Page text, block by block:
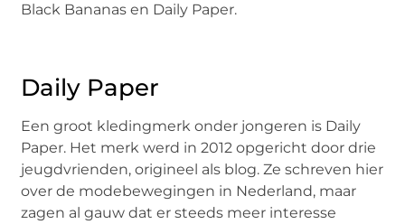
Black Bananas en Daily Paper.
Daily Paper
Een groot kledingmerk onder jongeren is Daily
Paper. Het merk werd in 2012 opgericht door drie
jeugdvrienden, origineel als blog. Ze schreven hier
over de modebewegingen in Nederland, maar
zagen al gauw dat er steeds meer interesse